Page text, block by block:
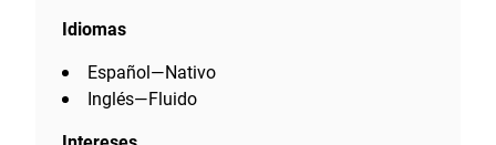
Idiomas
Español—Nativo
Inglés—Fluido